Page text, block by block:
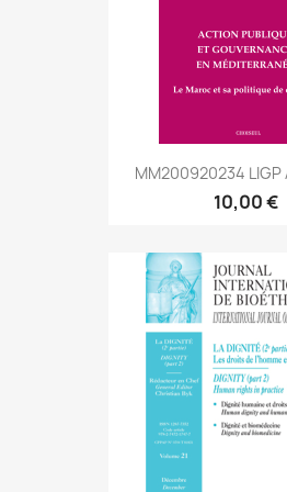
MM200920234
10,00 €